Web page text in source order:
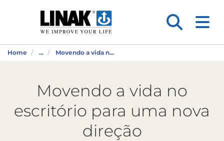
Home ... Movendo a vida n...
Movendo a vida no
escritório para uma nova
direção